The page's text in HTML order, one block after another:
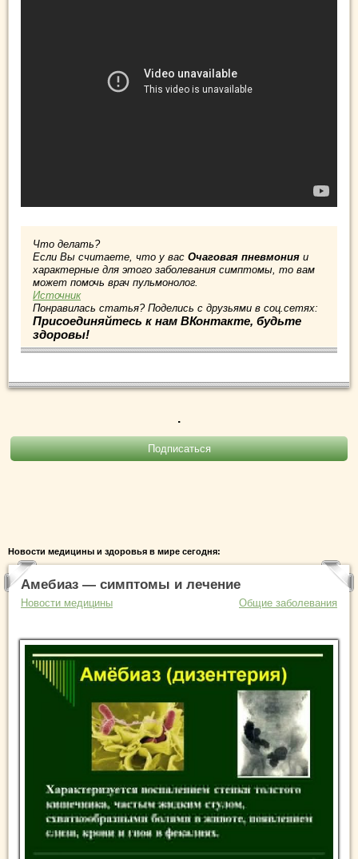
Что делать?
Если Вы считаете, что у вас Очаговая пневмония и
характерные для этого заболевания симптомы, то вам
может помочь врач пульмонолог.
Источник
Понравилась статья? Поделись с друзьями в соц.сетях:
Присоединяйтесь к нам ВКонтакте, будьте
здоровы!
.
Новости медицины и здоровья в мире сегодня:
Амебиаз — симптомы и лечение
Новости медицины Общие заболевания